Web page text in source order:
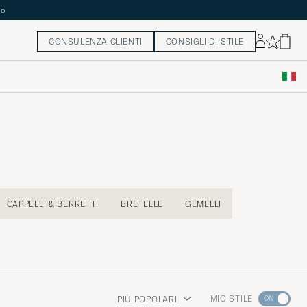
CONSULENZA CLIENTI CONSIGLI DI STILE
CAPPELLI & BERRETTI BRETELLE GEMELLI
PIÙ POPOLARI MIO STILE Andate